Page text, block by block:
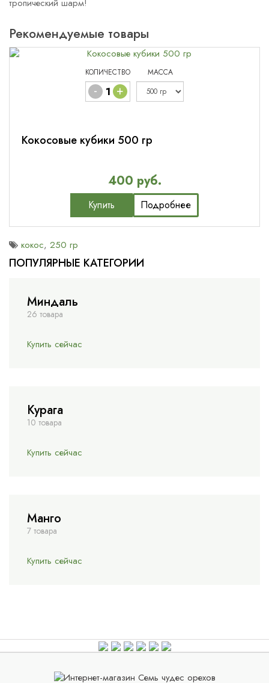
тропический шарм!
Рекомендуемые товары
КОЛИЧЕСТВО
- +
МАССА
Кокосовые кубики 500 гр
400 руб.
Купить Подробнее
кокос, 250 гр
ПОПУЛЯРНЫЕ КАТЕГОРИИ
Миндаль
26 товара
Купить сейчас
Курага
10 товара
Купить сейчас
Манго
7 товара
Купить сейчас